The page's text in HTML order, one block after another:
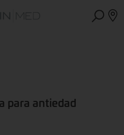
para antiedad